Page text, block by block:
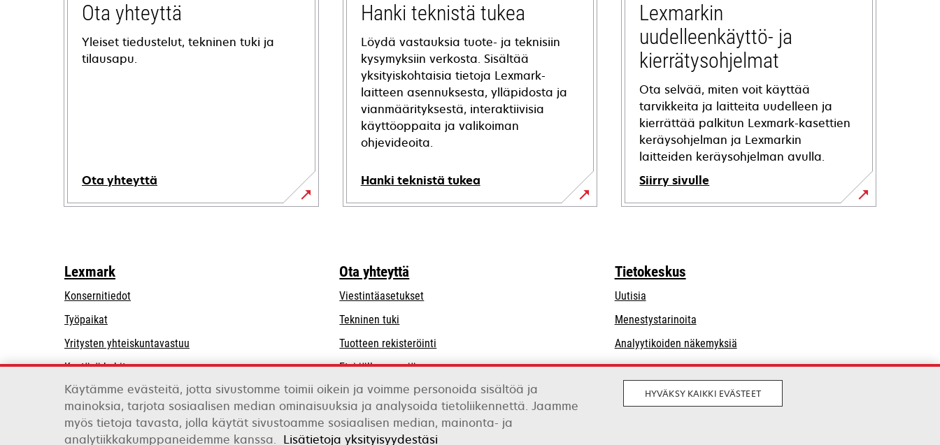
Ota yhteyttä
Yleiset tiedustelut, tekninen tuki ja
tilausapu.
Ota yhteyttä
Hanki teknistä tukea
Löydä vastauksia tuote- ja teknisiin
kysymyksiin verkosta. Sisältää
yksityiskohtaisia tietoja Lexmark-
laitteen asennuksesta, ylläpidosta ja
vianmäärityksestä, interaktiivisia
käyttöoppaita ja valikoiman
ohjevideoita.
Hanki teknistä tukea
opens
tab
Lexmarkin
uudelleenkäyttö- ja
kierrätysohjelmat
Ota selvää, miten voit käyttää
tarvikkeita ja laitteita uudelleen ja
kierrättää palkitun Lexmark-kasettien
keräysohjelman ja Lexmarkin
laitteiden keräysohjelman avulla.
Siirry sivulle
Lexmark
Konsernitiedot
Työpaikat
Yritysten yhteiskuntavastuu
new
tab
Kestävä kehitys
Lexmarkin kumppanit
Ota yhteyttä
Viestintäasetukset
Tekninen tuki
a
new
tab
Tuotteen rekisteröinti
Etsi jälleenmyyjä
Luettelo tukkukauppiaista
Tietokeskus
Uutisia
Menestystarinoita
Analyytikoiden näkemyksiä
Lexmark International, Inc., Xeroxin yritys
Käytämme evästeitä, jotta sivustomme toimii oikein ja voimme personoida sisältöä ja
mainoksia, tarjota sosiaalisen median ominaisuuksia ja analysoida tietoliikennettä. Jaamme
myös tietoja tavasta, jolla käytät sivustoamme sosiaalisen median, mainonta- ja
analytiikkakumppaneidemme kanssa. Lisätietoja yksityisyydestäsi
HYVÄKSY KAIKKI EVÄSTEET